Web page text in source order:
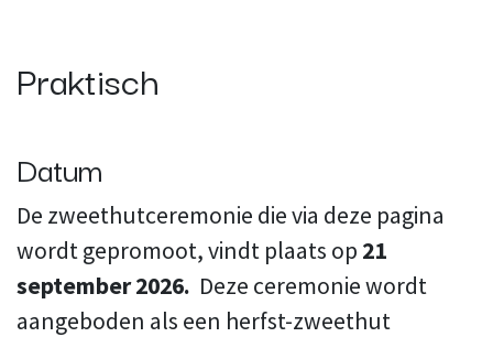
Praktisch
Datum
De zweethutceremonie die via deze pagina
wordt gepromoot, vindt plaats op 21
september 2026. Deze ceremonie wordt
aangeboden als een herfst-zweethut